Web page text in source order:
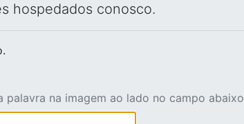
hospedados conosco.
palavra na imagem ao lado no campo abaixo